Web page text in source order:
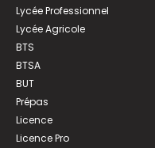
Lycée Professionnel
Lycée Agricole
BTS
BTSA
BUT
Prépas
Licence
Licence Pro